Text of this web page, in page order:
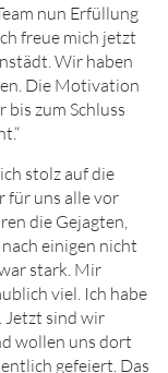
nun Erfüllung
freue mich jetzt
Wir haben
Die Motivation
bis zum Schluss
stolz auf die
für uns alle vor
die Gejagten,
einigen nicht
stark. Mir
viel. Ich habe
Jetzt sind wir
wollen uns dort
gefeiert. Das